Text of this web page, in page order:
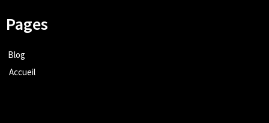
Pages
Blog
Accueil